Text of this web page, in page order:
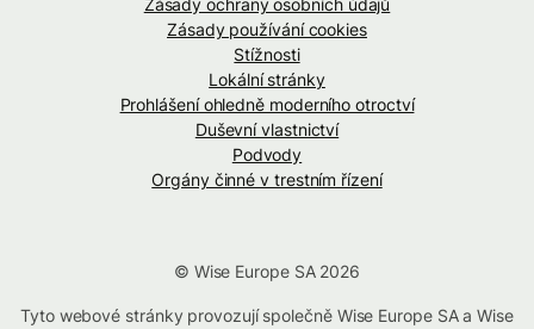
Zásady ochrany osobních údajů
Zásady používání cookies
Stížnosti
Lokální stránky
Prohlášení ohledně moderního otroctví
Duševní vlastnictví
Podvody
Orgány činné v trestním řízení
© Wise Europe SA 2026
Tyto webové stránky provozují společně Wise Europe SA a Wise